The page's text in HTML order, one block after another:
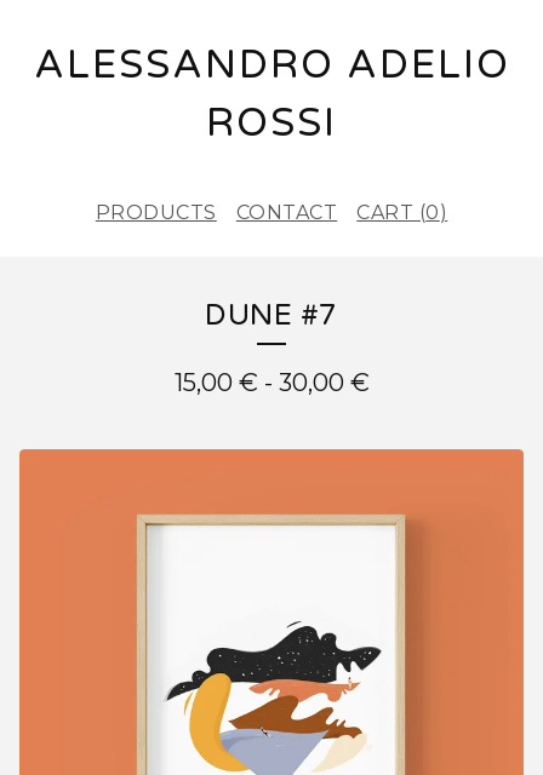
ALESSANDRO ADELIO
ROSSI
PRODUCTS CONTACT CART (0)
DUNE #7
15,00 € - 30,00 €